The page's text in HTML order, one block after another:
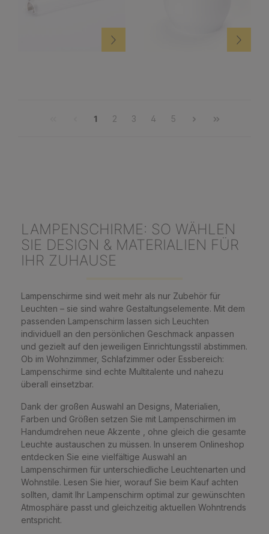
1 2 3 4 5
LAMPENSCHIRME: SO WÄHLEN
SIE DESIGN & MATERIALIEN FÜR
IHR ZUHAUSE
Lampenschirme sind weit mehr als nur Zubehör für
Leuchten – sie sind wahre Gestaltungselemente. Mit dem
passenden Lampenschirm lassen sich Leuchten
individuell an den persönlichen Geschmack anpassen
und gezielt auf den jeweiligen Einrichtungsstil abstimmen.
Ob im Wohnzimmer, Schlafzimmer oder Essbereich:
Lampenschirme sind echte Multitalente und nahezu
überall einsetzbar.
Dank der großen Auswahl an Designs, Materialien,
Farben und Größen setzen Sie mit Lampenschirmen im
Handumdrehen neue Akzente , ohne gleich die gesamte
Leuchte austauschen zu müssen. In unserem Onlineshop
entdecken Sie eine vielfältige Auswahl an
Lampenschirmen für unterschiedliche Leuchtenarten und
Wohnstile. Lesen Sie hier, worauf Sie beim Kauf achten
sollten, damit Ihr Lampenschirm optimal zur gewünschten
Atmosphäre passt und gleichzeitig aktuellen Wohntrends
entspricht.